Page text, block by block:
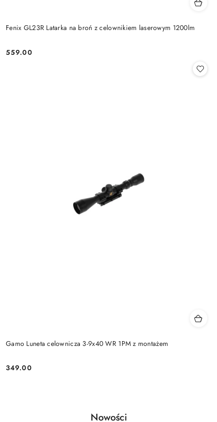
Fenix GL23R Latarka na broń z celownikiem laserowym 1200lm
Cena:
559.00
Gamo Luneta celownicza 3-9x40 WR 1PM z montażem
Cena:
349.00
Produkty
Nowości